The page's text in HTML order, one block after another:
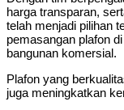
harga transparan,
telah menjadi pilihan
pemasangan plafon
bangunan komersial.
Plafon yang
juga meningkatkan